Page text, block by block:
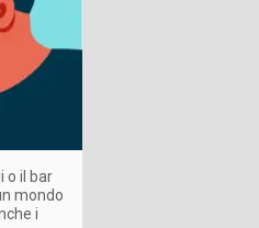
o il bar
mondo
i